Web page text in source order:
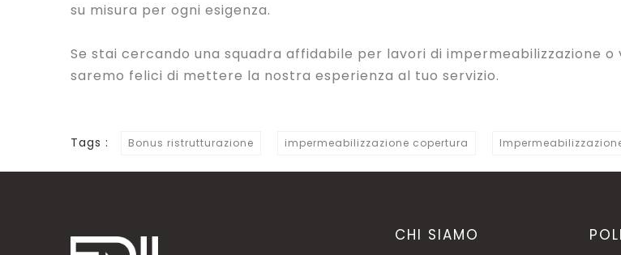
su misura per ogni esigenza.
Se stai cercando una squadra affidabile per lavori di impermeabilizzazione
saremo felici di mettere la nostra esperienza al tuo servizio.
Tags : Bonus ristrutturazione impermeabilizzazione copertura
CHI SIAMO